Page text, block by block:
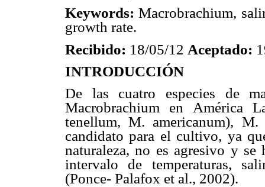
Keywords: Macrobrachium,
growth rate.
Recibido: 18/05/12 Aceptado:
INTRODUCCIÓN
De las cuatro especies de
Macrobrachium en América
tenellum, M. americanum),
candidato para el cultivo, ya
naturaleza, no es agresivo y
intervalo de temperaturas,
(Ponce- Palafox et al., 2002).